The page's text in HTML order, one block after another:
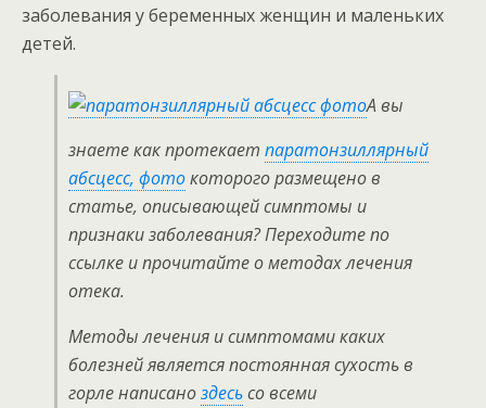
заболевания у беременных женщин и маленьких
детей.
А вы
знаете как протекает паратонзиллярный
абсцесс, фотокоторого размещено в
статье, описывающей симптомы и
признаки заболевания? Переходите по
ссылке и прочитайте о методах лечения
отека.
Методы лечения и симптомами каких
болезней является постоянная сухость в
горле написаноздесьсо всеми